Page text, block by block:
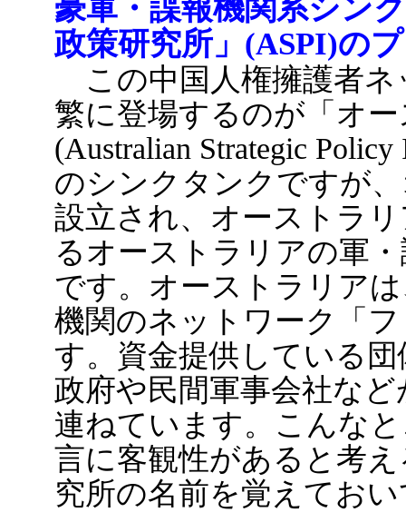
豪軍・諜報機関系シン
政策研究所」(ASPI)の
この中国人権擁護者ネ
繁に登場するのが「オ
(Australian Strategic
のシンクタンクですが
設立され、オーストラ
るオーストラリアの軍
です。オーストラリア
機関のネットワーク「
す。資金提供している
政府や民間軍事会社な
連ねています。こんな
言に客観性があると考
究所の名前を覚えてお